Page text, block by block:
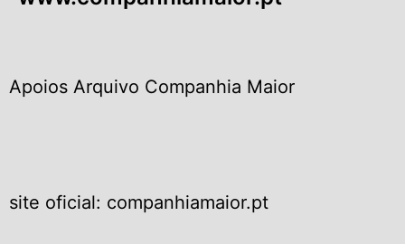
Apoios Arquivo Companhia Maior
site oficial: companhiamaior.pt